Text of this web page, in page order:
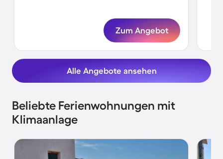
Zum Angebot
Alle Angebote ansehen
Beliebte Ferienwohnungen mit
Klimaanlage